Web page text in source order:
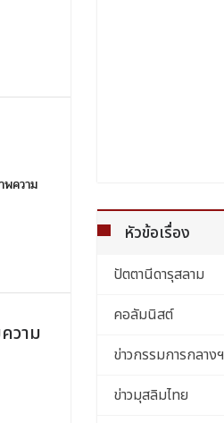
พความ
วาม
หัวข้อเรื่อง
ปัตตานีดารุสลาม
คอลัมนิสต์
ข่าวกรรมการกลางฯ
ข่าวมุสลิมไทย